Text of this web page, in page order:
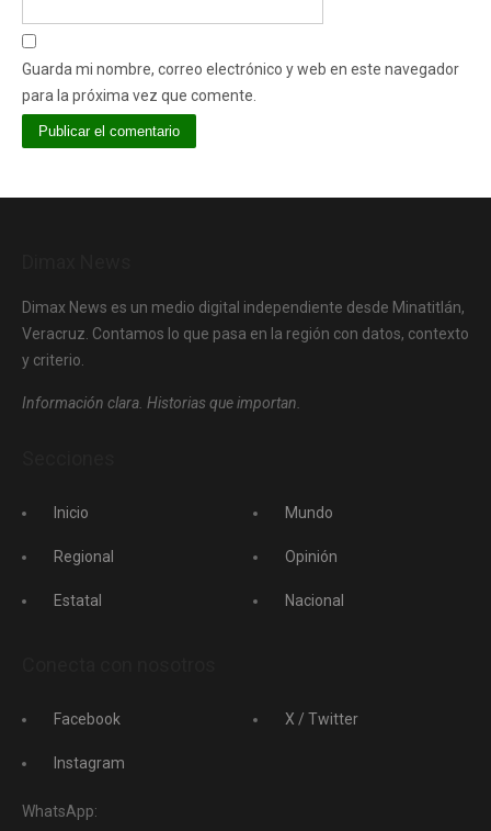
Guarda mi nombre, correo electrónico y web en este navegador
para la próxima vez que comente.
Dimax News es un medio digital independiente desde Minatitlán,
Veracruz. Contamos lo que pasa en la región con datos, contexto
y criterio.
Información clara. Historias que importan.
Inicio
Regional
Estatal
Mundo
Opinión
Nacional
Facebook
Instagram
X / Twitter
WhatsApp: